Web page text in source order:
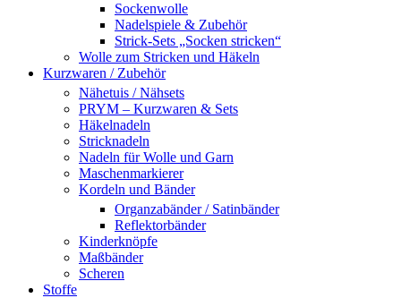
Sockenwolle
Nadelspiele & Zubehör
Strick-Sets „Socken stricken“
Wolle zum Stricken und Häkeln
Kurzwaren / Zubehör
Nähetuis / Nähsets
PRYM – Kurzwaren & Sets
Häkelnadeln
Stricknadeln
Nadeln für Wolle und Garn
Maschenmarkierer
Kordeln und Bänder
Organzabänder / Satinbänder
Reflektorbänder
Kinderknöpfe
Maßbänder
Scheren
Stoffe